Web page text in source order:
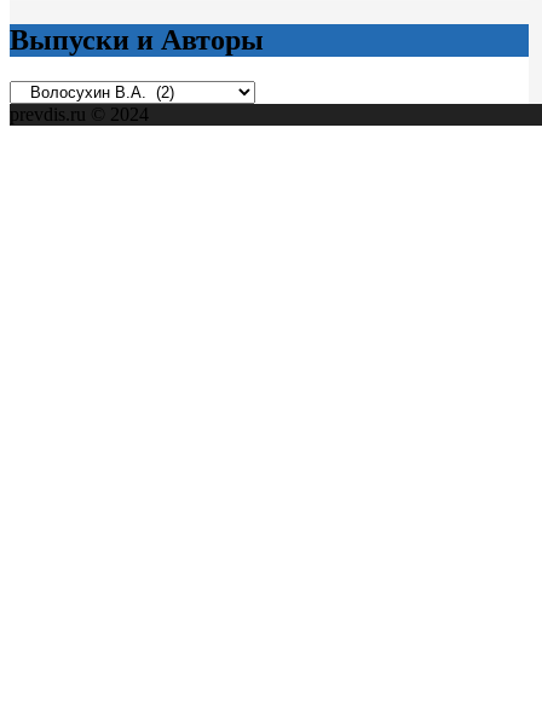
Выпуски и Авторы
Выпуски
и
prevdis.ru © 2024